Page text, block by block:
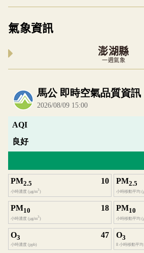
氣象資訊
澎湖縣
一週氣象
內嵌空氣品質小工具為視覺